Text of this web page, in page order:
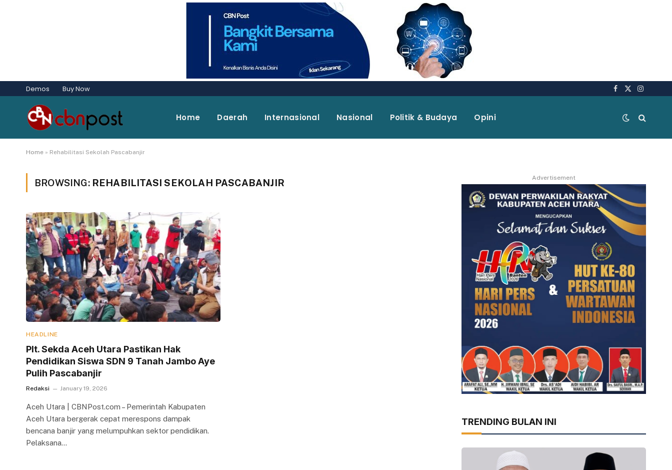
Demos Buy Now Facebook
X
Home Daerah Internasional Nasional Politik & Budaya Opini
Home » Rehabilitasi Sekolah Pascabanjir
BROWSING: REHABILITASI SEKOLAH PASCABANJIR
HEADLINE
Plt. Sekda Aceh Utara Pastikan Hak
Pendidikan Siswa SDN 9 Tanah Jambo Aye
Pulih Pascabanjir
Redaksi January 19, 2026
Aceh Utara | CBNPost.com – Pemerintah Kabupaten
Aceh Utara bergerak cepat merespons dampak
bencana banjir yang melumpuhkan sektor pendidikan.
Pelaksana…
Advertisement
TRENDING BULAN INI